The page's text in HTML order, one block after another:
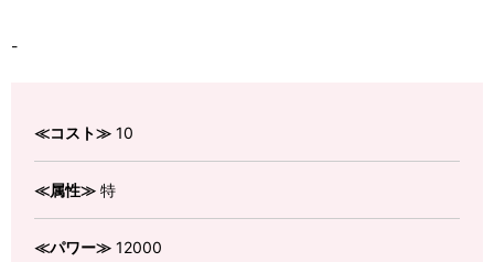
-
≪コスト≫ 10
≪属性≫ 特
≪パワー≫ 12000